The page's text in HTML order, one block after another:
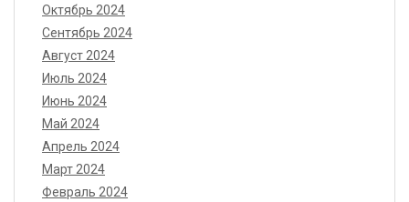
Октябрь 2024
Сентябрь 2024
Август 2024
Июль 2024
Июнь 2024
Май 2024
Апрель 2024
Март 2024
Февраль 2024